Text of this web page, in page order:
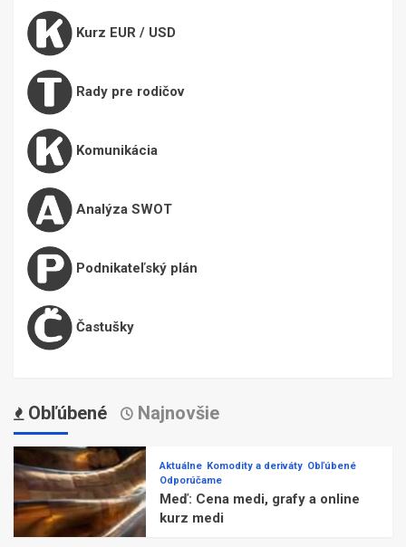
Kurz EUR / USD
Rady pre rodičov
Komunikácia
Analýza SWOT
Podnikateľský plán
Častušky
Obľúbené Najnovšie
Aktuálne Komodity a deriváty Obľúbené
Odporúčame
Meď: Cena medi, grafy a online
kurz medi